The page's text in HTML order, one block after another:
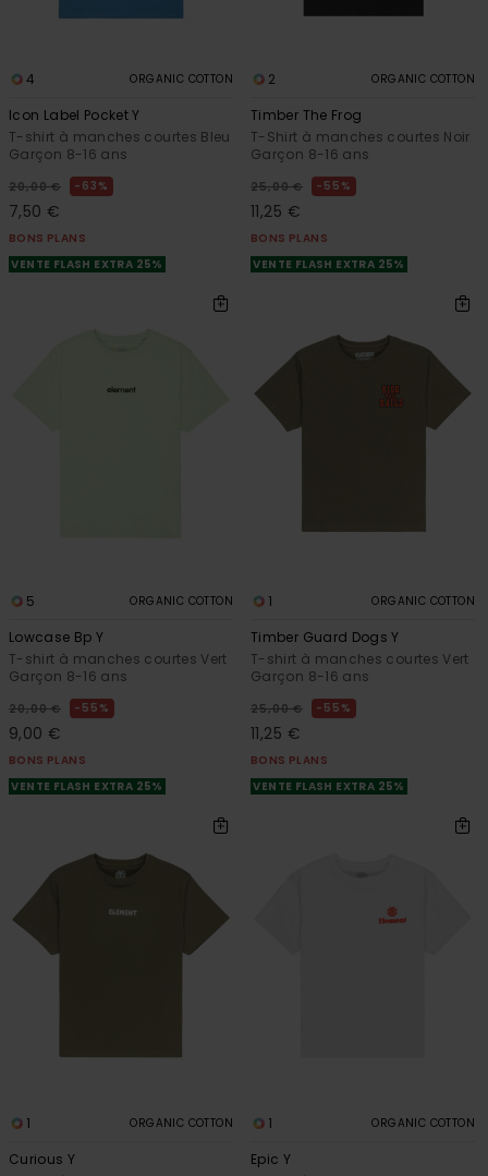
4 ORGANIC COTTON
Icon Label Pocket Y
T-shirt à manches courtes Bleu
Garçon 8-16 ans
20,00 € 63%
7,50 €
BONS PLANS
VENTE FLASH EXTRA 25%
2 ORGANIC COTTON
Timber The Frog
T-Shirt à manches courtes Noir
Garçon 8-16 ans
25,00 € 55%
11,25 €
BONS PLANS
VENTE FLASH EXTRA 25%
5 ORGANIC COTTON
Lowcase Bp Y
T-shirt à manches courtes Vert
Garçon 8-16 ans
20,00 € 55%
9,00 €
BONS PLANS
VENTE FLASH EXTRA 25%
1 ORGANIC COTTON
Timber Guard Dogs Y
T-shirt à manches courtes Vert
Garçon 8-16 ans
25,00 € 55%
11,25 €
BONS PLANS
VENTE FLASH EXTRA 25%
1 ORGANIC COTTON
Curious Y
1 ORGANIC COTTON
Epic Y